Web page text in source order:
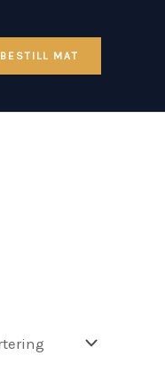
BESTILL MAT